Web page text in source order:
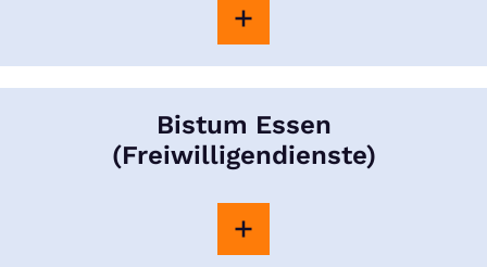
Bistum Essen
(Freiwilligendienste)